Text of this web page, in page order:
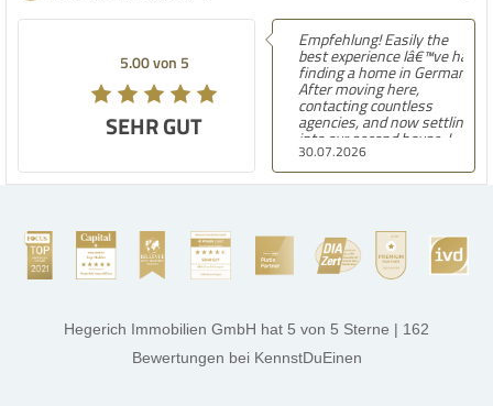
5.00 von 5
SEHR GUT
30.07.2026
Empfehlung! Easily the
best experience Iâ€™ve had
finding a home in Germany.
After moving here,
contacting countless
agencies, and now settling
into our second house, I
know firsthand how
challenging and
overwhelming the German
stands out far above the
rest. They made the entire
process smooth,
thanks, and a huge part of
the credit goes to Amelie
Jamrowâ€”she was
exceptionally professional,
Hegerich Immobilien GmbH hat 5 von 5 Sterne | 162
Bewertungen bei KennstDuEinen